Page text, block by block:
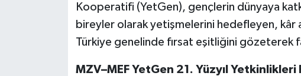
Kooperatifi (YetGen), gençlerin dünyaya
bireyler olarak yetişmelerini hedefleyen, kâr
Türkiye genelinde fırsat eşitliğini gözeterek
MZV–MEF YetGen 21. Yüzyıl Yetkinlikleri